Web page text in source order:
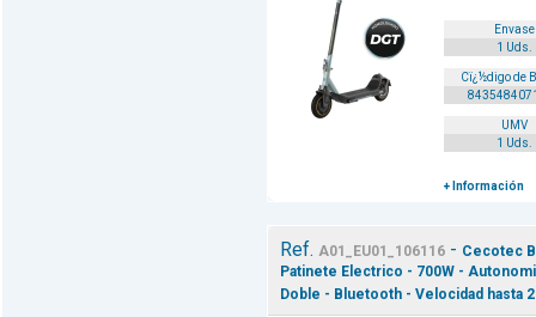
Envase
1 Uds.
Cï¿½digo de
UMV
1 Uds.
+ Información
Ref. A01_EU01_106116- Cecotec
Patinete Electrico - 700W -
Doble - Bluetooth - Velocidad hasta